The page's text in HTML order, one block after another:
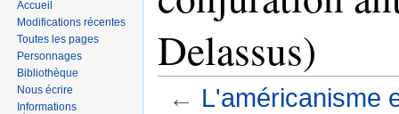
Delassus)
← L'américanisme
Accueil
Modifications récentes
Toutes les pages
Personnages
Bibliothèque
Nous écrire
Informations